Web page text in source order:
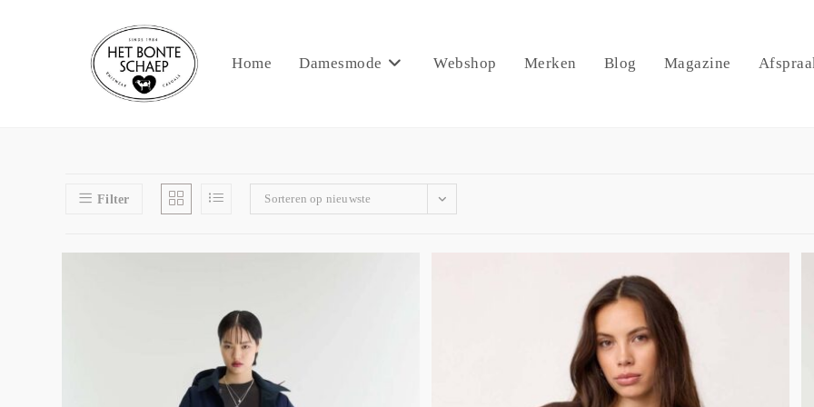
Home Damesmode Webshop Merken Blog Magazine
Filter Sorteren op nieuwste